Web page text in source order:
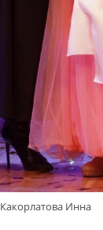
Какорлатова Инна